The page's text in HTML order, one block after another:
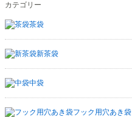
カテゴリー
茶袋
新茶袋
中袋
フック用穴あき袋